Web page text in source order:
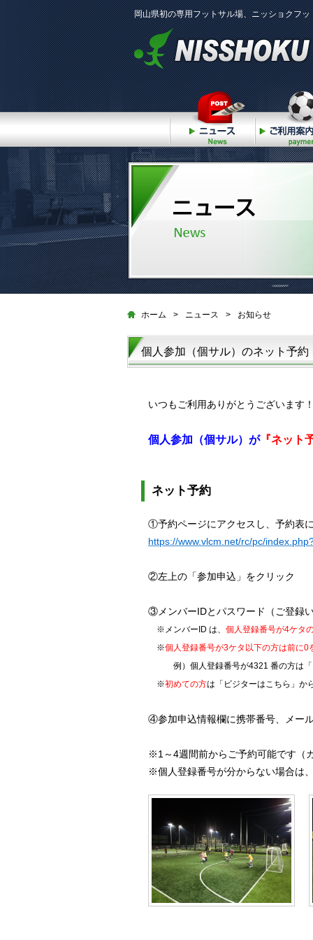
岡山県初の専用フットサル場、ニッショクフッ
ニュース
ホーム > ニュース > お知らせ
個人参加（個サル）のネット予約
いつもご利用ありがとうございます
個人参加（個サル）が『ネット
ネット予約
①予約ページにアクセスし、予約表
https://www.vlcm.net/rc/pc/
②左上の「参加申込」をクリック
③メンバーIDとパスワード（ご登録
※メンバーID は、 個人登録番号が4ケタ
※個人登録番号が3ケタ以下の方は前に
例） 個人登録番号が4321 番の方は
※初めての方は「ビジターはこちら」か
④参加申込情報欄に携帯番号、メー
※1～4週間前からご予約可能です（
※個人登録番号が分からない場合は